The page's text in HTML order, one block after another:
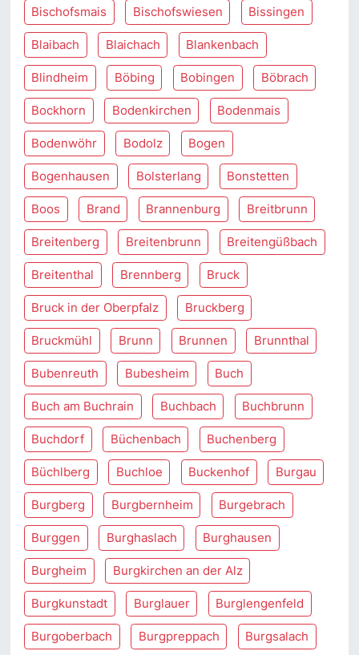
Bischofsmais Bischofswiesen Bissingen
Blaibach Blaichach Blankenbach
Blindheim Böbing Bobingen Böbrach
Bockhorn Bodenkirchen Bodenmais
Bodenwöhr Bodolz Bogen
Bogenhausen Bolsterlang Bonstetten
Boos Brand Brannenburg Breitbrunn
Breitenberg Breitenbrunn Breitengüßbach
Breitenthal Brennberg Bruck
Bruck in der Oberpfalz Bruckberg
Bruckmühl Brunn Brunnen Brunnthal
Bubenreuth Bubesheim Buch
Buch am Buchrain Buchbach Buchbrunn
Buchdorf Büchenbach Buchenberg
Büchlberg Buchloe Buckenhof Burgau
Burgberg Burgbernheim Burgebrach
Burggen Burghaslach Burghausen
Burgheim Burgkirchen an der Alz
Burgkunstadt Burglauer Burglengenfeld
Burgoberbach Burgpreppach Burgsalach